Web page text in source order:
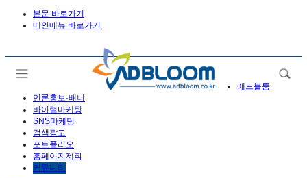
본문 바로가기
메인메뉴 바로가기
애드블룸
언론홍보·배너
바이럴마케팅
SNS마케팅
검색광고
포트폴리오
홈페이지제작
커뮤니티